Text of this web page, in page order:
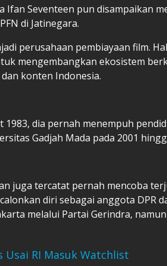
Ifan Seventeen pun disampaikan
di Jatinegara.
perusahaan pembiayaan film.
mengembangkan ekosistem
konten Indonesia.
1983, dia pernah menempuh
Gadjah Mada pada 2001
juga tercatat pernah mencoba
diri sebagai anggota DPR
melalui Partai Gerindra,
Usai RI Masuk Watchlist